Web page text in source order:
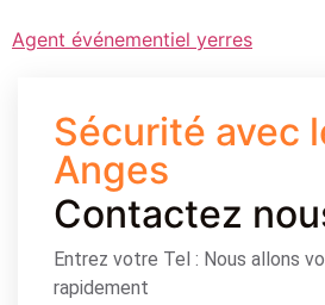
Agent événementiel yerres
Sécurité avec
Anges
Contactez
Entrez votre Tel : Nous allons
rapidement